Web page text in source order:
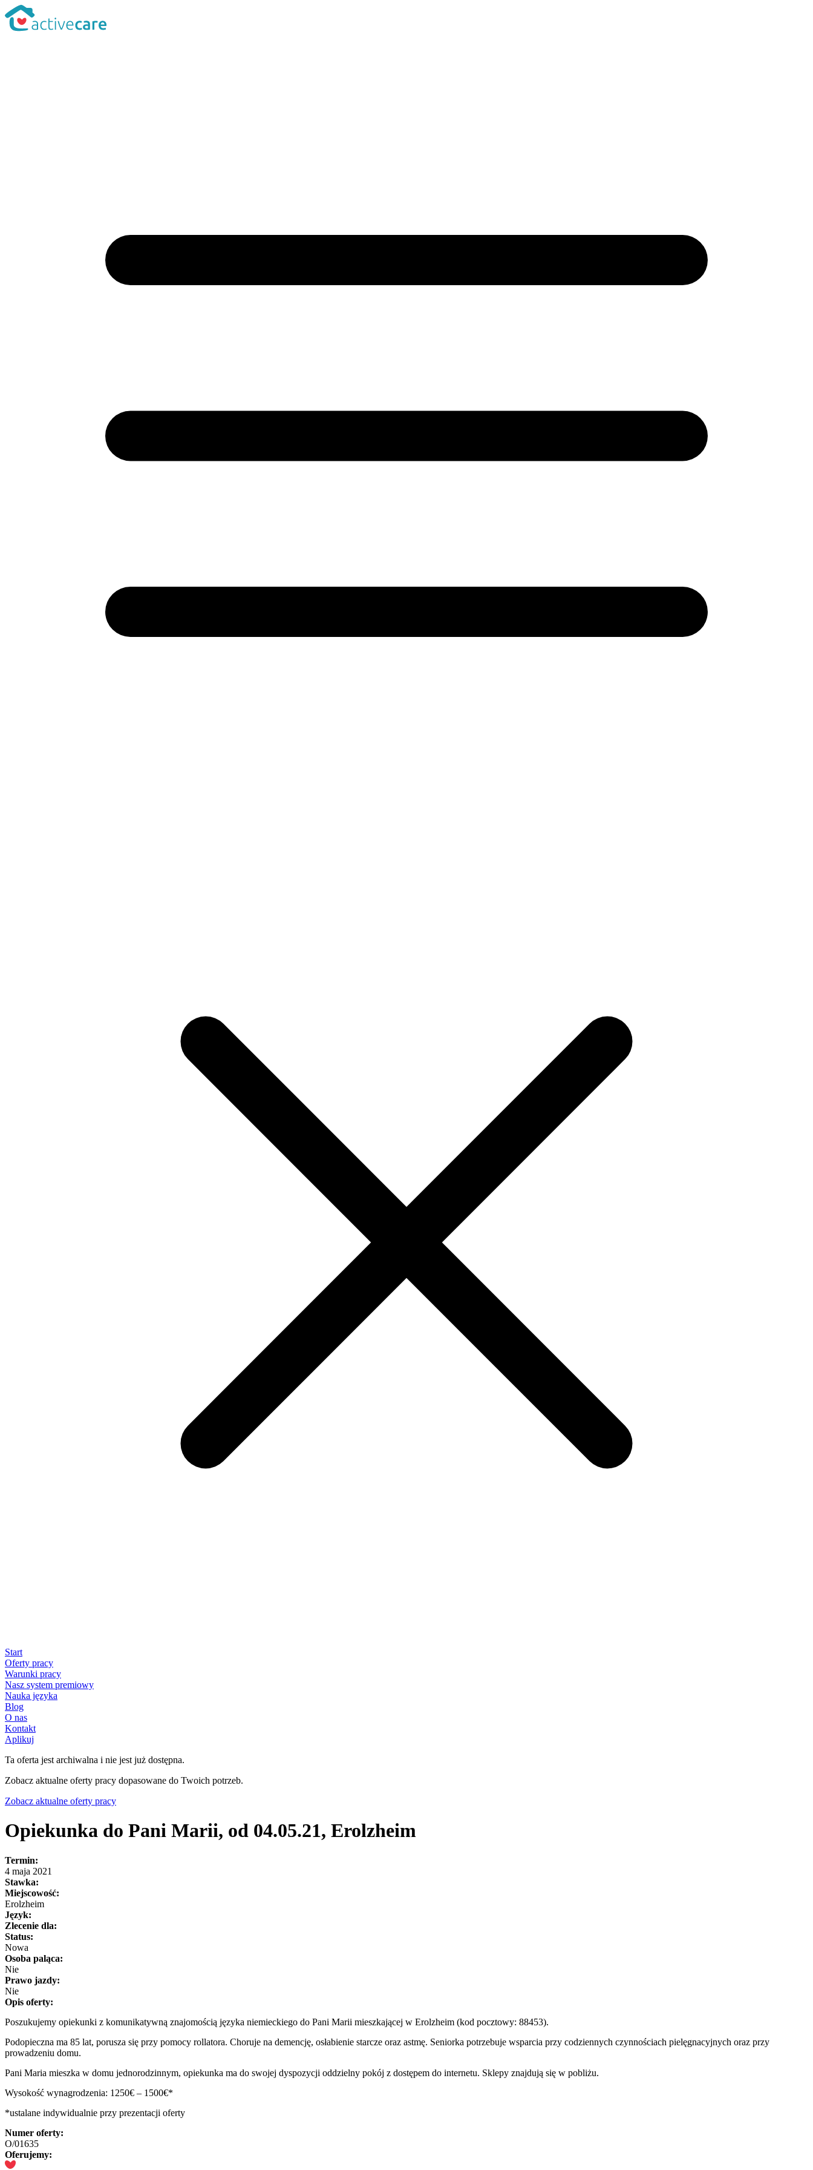
Start
Oferty pracy
Warunki pracy
Nasz system premiowy
Nauka języka
Blog
O nas
Kontakt
Aplikuj
Ta oferta jest archiwalna i nie jest już dostępna.
Zobacz aktualne oferty pracy dopasowane do Twoich potrzeb.
Zobacz aktualne oferty pracy
Opiekunka do Pani Marii, od 04.05.21, Erolzheim
Termin:
4 maja 2021
Stawka:
Miejscowość:
Erolzheim
Język:
Zlecenie dla:
Status:
Nowa
Osoba paląca:
Nie
Prawo jazdy:
Nie
Opis oferty:
Poszukujemy opiekunki z komunikatywną znajomością języka niemieckiego do Pani Marii mieszkającej w Erolzheim (kod pocztowy: 88453).
Podopieczna ma 85 lat, porusza się przy pomocy rollatora. Choruje na demencję, osłabienie starcze oraz astmę. Seniorka potrzebuje wsparcia przy codziennych czynnościach pielęgnacyjnych oraz przy
prowadzeniu domu.
Pani Maria mieszka w domu jednorodzinnym, opiekunka ma do swojej dyspozycji oddzielny pokój z dostępem do internetu. Sklepy znajdują się w pobliżu.
Wysokość wynagrodzenia: 1250€ – 1500€*
*ustalane indywidualnie przy prezentacji oferty
Numer oferty:
O/01635
Oferujemy: